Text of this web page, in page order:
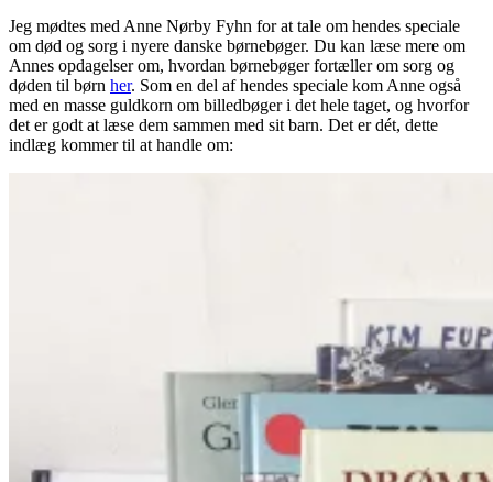
Jeg mødtes med Anne Nørby Fyhn for at tale om hendes speciale
om død og sorg i nyere danske børnebøger. Du kan læse mere om
Annes opdagelser om, hvordan børnebøger fortæller om sorg og
døden til børn her. Som en del af hendes speciale kom Anne også
med en masse guldkorn om billedbøger i det hele taget, og hvorfor
det er godt at læse dem sammen med sit barn. Det er dét, dette
indlæg kommer til at handle om: